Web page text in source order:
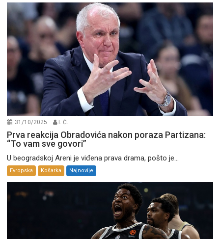
31/10/2025 I. Ć.
Prva reakcija Obradovića nakon poraza Partizana:
“To vam sve govori”
U beogradskoj Areni je viđena prava drama, pošto je...
Evropska Košarka Najnovije